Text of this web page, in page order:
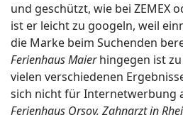
und geschützt, wie bei ZEMEX
ist er leicht zu googeln, weil
die Marke beim Suchenden
Ferienhaus Maierhingegen ist
vielen verschiedenen
sich nicht für Internetwerbung
Ferienhaus Orsoy, Zahnarzt in